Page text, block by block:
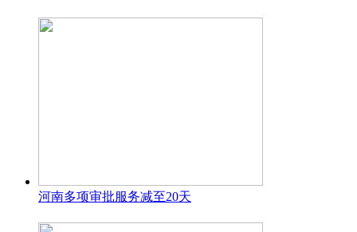
河南多项审批服务减至20天